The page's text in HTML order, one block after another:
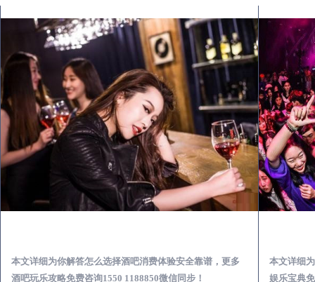
本文详细为你解答怎么选择酒吧消费体验安全靠谱，更多
酒吧玩乐攻略免费咨询1550 1188850微信同步！
本文详细
娱乐宝典